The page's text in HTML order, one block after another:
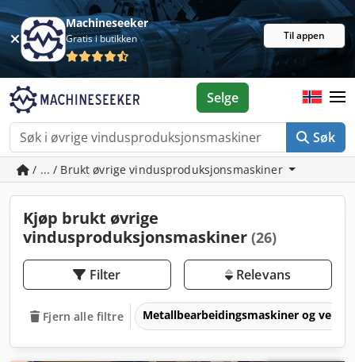
Machineseeker
Gratis i butikken Til appen
Søk
Selge
/ ... / Brukt øvrige vindusproduksjonsmaskiner
Kjøp brukt øvrige
vindusproduksjonsmaskiner (26)
Filter Relevans
Fjern alle filtre Metallbearbeidingsmaskiner og